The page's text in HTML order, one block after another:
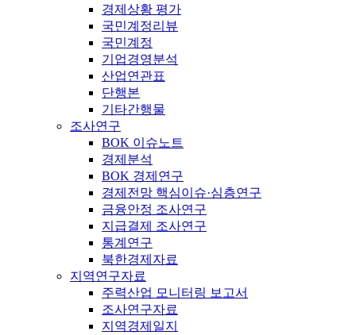
경제상황 평가
국민계정리뷰
국민계정
기업경영분석
산업연관표
단행본
기타간행물
조사연구
BOK 이슈노트
경제분석
BOK 경제연구
경제전망 핵심이슈·심층연구
금융안정 조사연구
지급결제 조사연구
통계연구
북한경제자료
지역연구자료
주력산업 모니터링 보고서
조사연구자료
지역경제일지